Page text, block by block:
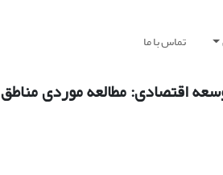
تماس با ما
اقتصادی: مطالعه موردی مناطق